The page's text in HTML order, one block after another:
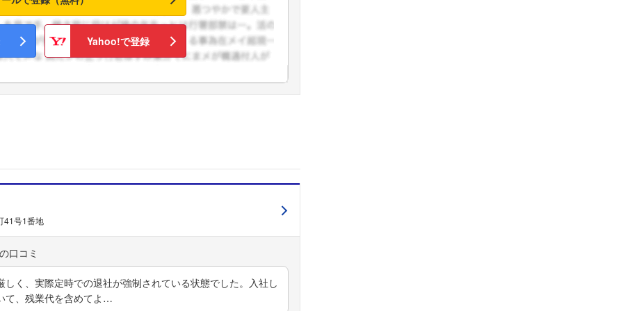
Yahoo!で登録
41号1番地
く、実際定時での退社が強制されている状態でした。入社し
て、残業代を含めてよ…